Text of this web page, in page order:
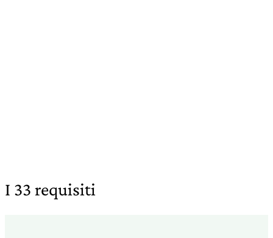
I 33 requisiti